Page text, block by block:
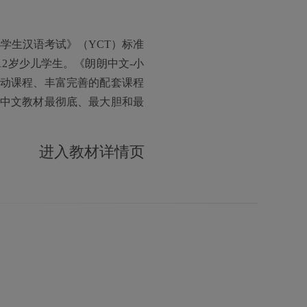
生汉语考试》（YCT）标准
岁少儿学生。《朗朗中文-小
课程、丰富完善的配套课程
文教材最彻底、最大胆和最
进入教材详情页